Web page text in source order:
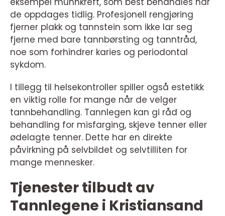
de oppdages tidlig. Profesjonell rengjøring
fjerner plakk og tannstein som ikke lar seg
fjerne med bare tannbørsting og tanntråd,
noe som forhindrer karies og periodontal
sykdom.
I tillegg til helsekontroller spiller også estetikk
en viktig rolle for mange når de velger
tannbehandling. Tannlegen kan gi råd og
behandling for misfarging, skjeve tenner eller
ødelagte tenner. Dette har en direkte
påvirkning på selvbildet og selvtilliten for
mange mennesker.
Tjenester tilbudt av
Tannlegene i Kristiansand